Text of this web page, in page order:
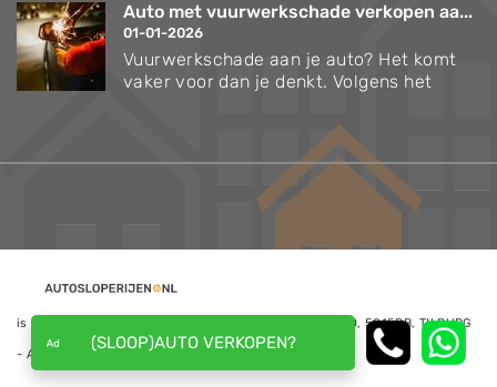
Auto met vuurwerkschade verkopen aa...
01-01-2026
Vuurwerkschade aan je auto? Het komt
vaker voor dan je denkt. Volgens het
is een website van NoQ B.V., Kapitein Hatterasstraat 30, 5015BB, TILBURG
- Alle rechten voorbehouden
(SLOOP)AUTO VERKOPEN?